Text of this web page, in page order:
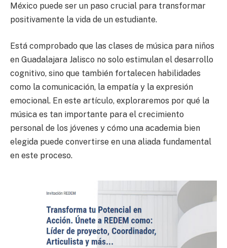
México puede ser un paso crucial para transformar
positivamente la vida de un estudiante.
Está comprobado que las clases de música para niños
en Guadalajara Jalisco no solo estimulan el desarrollo
cognitivo, sino que también fortalecen habilidades
como la comunicación, la empatía y la expresión
emocional. En este artículo, exploraremos por qué la
música es tan importante para el crecimiento
personal de los jóvenes y cómo una academia bien
elegida puede convertirse en una aliada fundamental
en este proceso.